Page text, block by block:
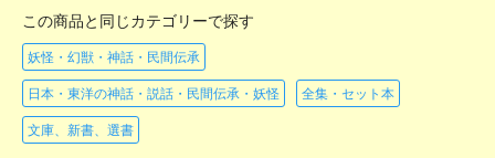
この商品と同じカテゴリーで探す
妖怪・幻獣・神話・民間伝承
日本・東洋の神話・説話・民間伝承・妖怪 全集・セット本
文庫、新書、選書